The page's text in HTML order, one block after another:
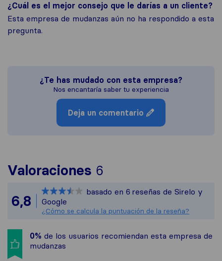
¿Cuál es el mejor consejo que le darías a un cliente?
Esta empresa de mudanzas aún no ha respondido a esta
pregunta.
¿Te has mudado con esta empresa?
Nos encantaría saber tu experiencia
Deja un comentario
Valoraciones 6
Todas las reseñas
6,8
basado en 6 reseñas de Sirelo y
Google
¿Cómo se calcula la puntuación de la reseña?
0% de los usuarios recomiendan esta empresa de
mudanzas